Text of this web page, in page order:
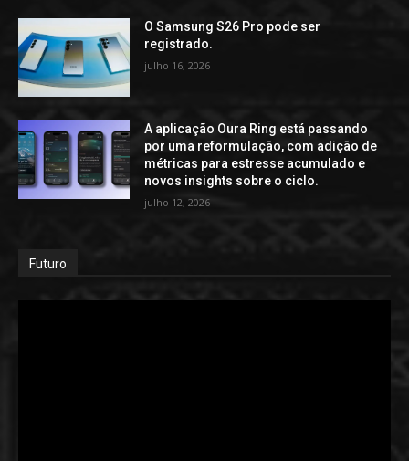
O Samsung S26 Pro pode ser
registrado.
julho 16, 2026
A aplicação Oura Ring está passando
por uma reformulação, com adição de
métricas para estresse acumulado e
novos insights sobre o ciclo.
julho 12, 2026
Futuro